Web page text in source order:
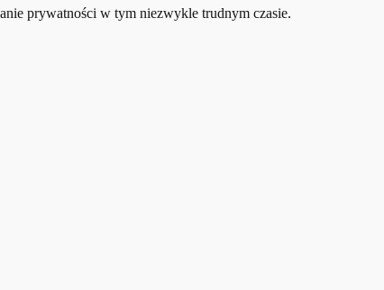
prywatności w tym niezwykle trudnym czasie.